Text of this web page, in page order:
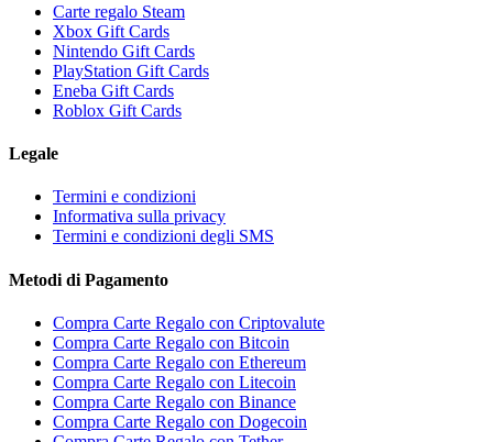
Carte regalo Steam
Xbox Gift Cards
Nintendo Gift Cards
PlayStation Gift Cards
Eneba Gift Cards
Roblox Gift Cards
Legale
Termini e condizioni
Informativa sulla privacy
Termini e condizioni degli SMS
Metodi di Pagamento
Compra Carte Regalo con Criptovalute
Compra Carte Regalo con Bitcoin
Compra Carte Regalo con Ethereum
Compra Carte Regalo con Litecoin
Compra Carte Regalo con Binance
Compra Carte Regalo con Dogecoin